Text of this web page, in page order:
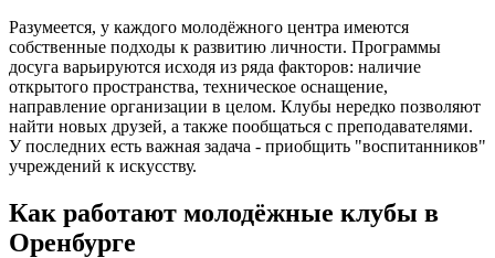
Разумеется, у каждого молодёжного центра имеются
собственные подходы к развитию личности. Программы
досуга варьируются исходя из ряда факторов: наличие
открытого пространства, техническое оснащение,
направление организации в целом. Клубы нередко позволяют
найти новых друзей, а также пообщаться с преподавателями.
У последних есть важная задача - приобщить "воспитанников"
учреждений к искусству.
Как работают молодёжные клубы в
Оренбурге